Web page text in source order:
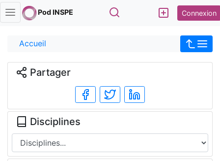
Pod INSPE Rechercher Connexion
Accueil
Partager
Disciplines